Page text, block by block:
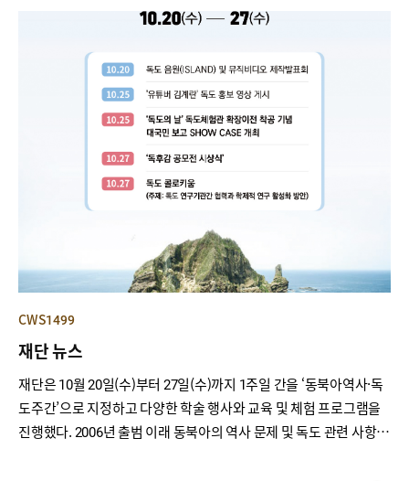
CWS1499
재단 뉴스
재단은 10월 20일(수)부터 27일(수)까지 1주일 간을 ‘동북아역사·독
도주간’으로 지정하고 다양한 학술 행사와 교육 및 체험 프로그램을
진행했다. 2006년 출범 이래 동북아의 역사 문제 및 독도 관련 사항에